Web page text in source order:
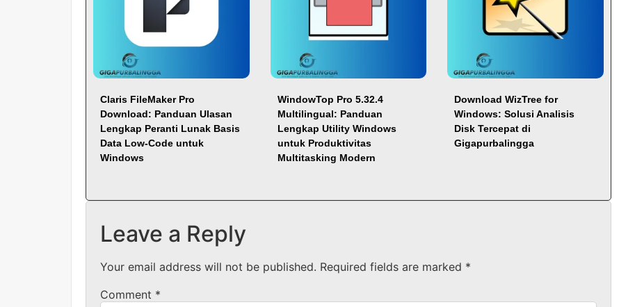
Claris FileMaker Pro
Download: Panduan Ulasan
Lengkap Peranti Lunak Basis
Data Low-Code untuk
Windows
WindowTop Pro 5.32.4
Multilingual: Panduan
Lengkap Utility Windows
untuk Produktivitas
Multitasking Modern
Download WizTree for
Windows: Solusi Analisis
Disk Tercepat di
Gigapurbalingga
Leave a Reply
Your email address will not be published. Required fields are marked *
Comment *